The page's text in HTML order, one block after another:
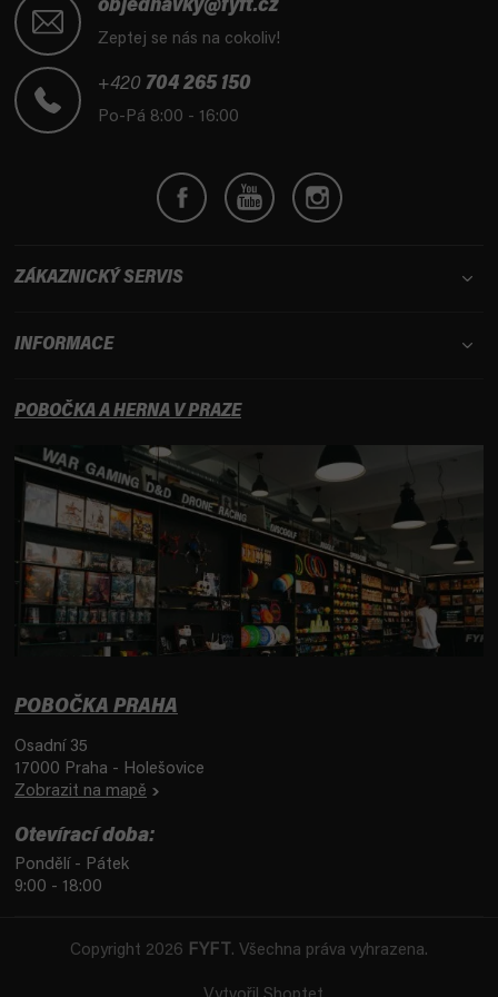
objednavky@fyft.cz
Zeptej se nás na cokoliv!
+420 704 265 150
Po-Pá 8:00 - 16:00
ZÁKAZNICKÝ SERVIS
INFORMACE
POBOČKA A HERNA V PRAZE
POBOČKA PRAHA
Osadní 35
17000 Praha - Holešovice
Zobrazit na mapě
Otevírací doba:
Pondělí - Pátek
9:00 - 18:00
Copyright 2026 FYFT . Všechna práva vyhrazena.